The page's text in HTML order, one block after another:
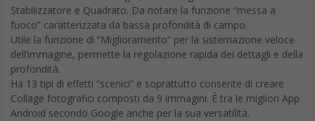
Stabilizzatore e Quadrato. Da notare la funzione “messa a
fuoco” caratterizzata da bassa profondità di campo.
Utile la funzione di “Miglioramento” per la sistemazione veloce
dell’immagine, permette la regolazione rapida dei dettagli e della
profondità.
Ha 13 tipi di effetti “scenici” e soprattutto consente di creare
Collage fotografici composti da 9 immagini. È tra le migliori App
Android secondo Google anche per la sua versatilità.